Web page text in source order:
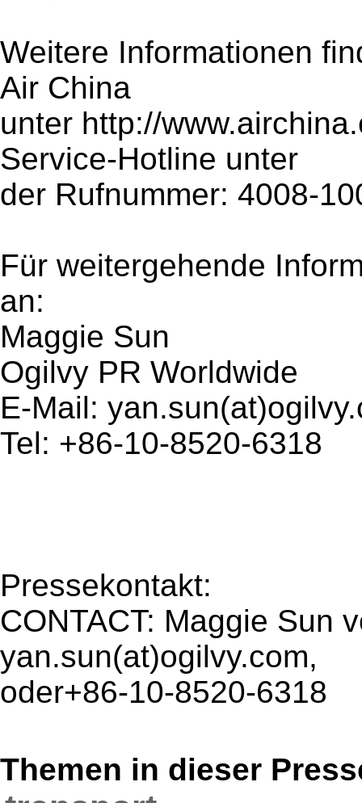
Weitere Informationen
Air China
unter http://
Service-Hotline unter
der Rufnummer: 4008-
Für weitergehende
an:
Maggie Sun
Ogilvy PR Worldwide
E-Mail:
Tel: +86-10-8520-6318
Pressekontakt:
CONTACT: Maggie Sun
yan.sun(at)ogilvy.com,
oder+86-10-8520-6318
Themen in dieser